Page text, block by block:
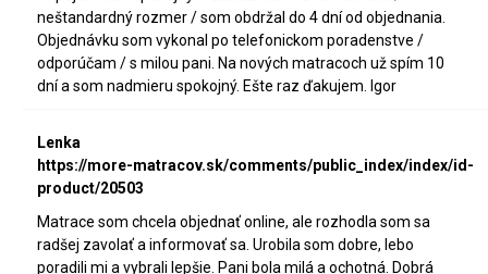
neštandardný rozmer / som obdržal do 4 dní od objednania.
Objednávku som vykonal po telefonickom poradenstve /
odporúčam / s milou pani. Na nových matracoch už spím 10
dní a som nadmieru spokojný. Ešte raz ďakujem. Igor
Lenka
https://more-matracov.sk/comments/public_index/index/id-
product/20503
Matrace som chcela objednať online, ale rozhodla som sa
radšej zavolať a informovať sa. Urobila som dobre, lebo
poradili mi a vybrali lepšie. Pani bola milá a ochotná. Dobrá